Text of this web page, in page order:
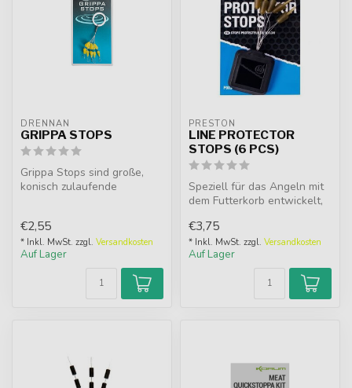
DRENNAN
GRIPPA STOPS
Grippa Stops sind große,
konisch zulaufende
€2,55
* Inkl. MwSt. zzgl. Versandkosten
Auf Lager
PRESTON
LINE PROTECTOR
STOPS (6 PCS)
Speziell für das Angeln mit
dem Futterkorb entwickelt,
€3,75
* Inkl. MwSt. zzgl. Versandkosten
Auf Lager